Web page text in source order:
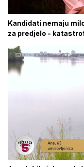
Kandidati nemaju
za predjelo -